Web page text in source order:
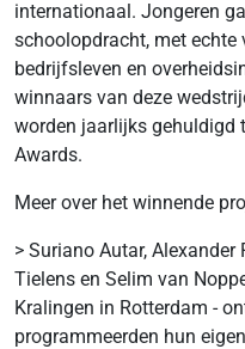
internationaal. Jongeren
schoolopdracht, met
bedrijfsleven en
winnaars van deze
worden jaarlijks gehuldigd
Awards.
Meer over het winnende
> Suriano Autar, Alexander
Tielens en Selim van
Kralingen in Rotterdam -
programmeerden hun